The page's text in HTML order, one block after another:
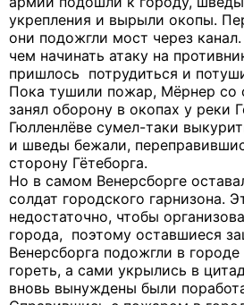
укрепления и вырыли окопы.
они подожгли мост через
чем начинать атаку на
пришлось потрудиться и
Пока тушили пожар, Мёрнер со
занял оборону в окопах у реки
Гюлленлёве сумел-таки
и шведы бежали,
сторону Гётеборга.
Но в самом Венерсборге
солдат городского гарнизона.
недостаточно, чтобы
города, поэтому оставшиеся
Венерсборга подожгли в городе
гореть, а сами укрылись в
вновь вынуждены были